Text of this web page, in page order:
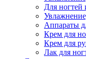
Для ногтей
Аппараты
Крем для
Крем для
Лак для